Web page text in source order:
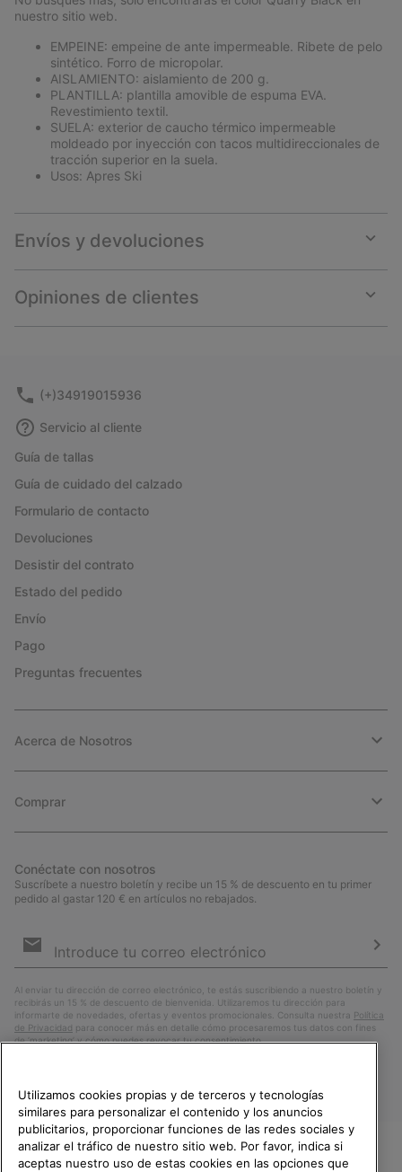
nuestro sitio web.
EMPEINE: empeine de ante impermeable. Ribete de pelo
sintético. Forro de micropolar.
AISLAMIENTO: aislamiento de 200 g.
PLANTILLA: plantilla amovible de espuma EVA.
Revestimiento textil.
SUELA: exterior de caucho térmico impermeable
moldeado por inyección con tacos multidireccionales de
tracción superior en la suela.
Usos: Apres Ski
Envíos y devoluciones
or
Opiniones de clientes
or
(+)34919015936
Servicio al cliente
Guía de tallas
Guía de cuidado del calzado
Formulario de contacto
Devoluciones
Desistir del contrato
Estado del pedido
Envío
Pago
Preguntas frecuentes
Acerca de Nosotros
Comprar
Conéctate con nosotros
Suscríbete a nuestro boletín y recibe un 15 % de descuento en tu primer
pedido al gastar 120 € en artículos no rebajados.
de
Al enviar tu dirección de correo electrónico, te estás suscribiendo a nuestro boletín y
recibirás un 15 % de descuento de bienvenida. Utilizaremos tu dirección para
informarte de novedades, ofertas y eventos promocionales. Consulta nuestra Política
de Privacidad para conocer más en detalle cómo procesaremos tus datos con fines
de ’marketing’ y cómo puedes revocar tu consentimiento.
Utilizamos cookies propias y de terceros y tecnologías
similares para personalizar el contenido y los anuncios
publicitarios, proporcionar funciones de las redes sociales y
analizar el tráfico de nuestro sitio web. Por favor, indica si
aceptas nuestro uso de estas cookies en las opciones que